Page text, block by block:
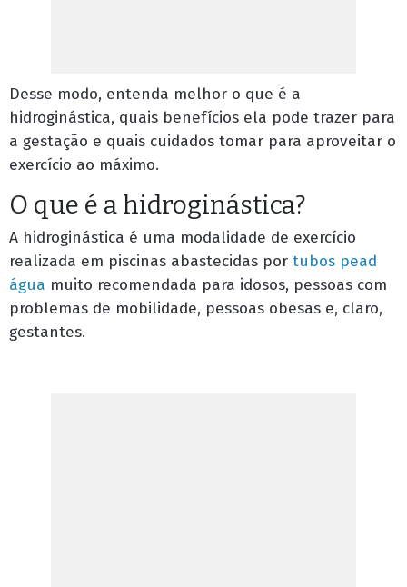
Desse modo, entenda melhor o que é a
hidroginástica, quais benefícios ela pode trazer para
a gestação e quais cuidados tomar para aproveitar o
exercício ao máximo.
O que é a hidroginástica?
A hidroginástica é uma modalidade de exercício
realizada em piscinas abastecidas por tubos pead
água muito recomendada para idosos, pessoas com
problemas de mobilidade, pessoas obesas e, claro,
gestantes.